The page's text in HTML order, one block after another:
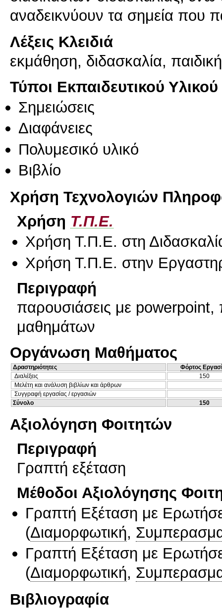
Λέξεις Κλειδιά
εκμάθηση, διδασκαλία, παιδική
Τύποι Εκπαιδευτικού Υλικού
Σημειώσεις
Διαφάνειες
Πολυμεσικό υλικό
Βιβλίο
Χρήση Τεχνολογιών
Χρήση Τ.Π.Ε.
Χρήση Τ.Π.Ε. στη
Χρήση Τ.Π.Ε. στην
Περιγραφή
παρουσιάσεις με
μαθημάτων
Οργάνωση Μαθήματος
Δραστηριότητες
Φόρτος
Διαλέξεις
150
Μελέτη και ανάλυση βιβλίων και άρθρων
Συγγραφή εργασίας / εργασιών
Σύνολο
150
Αξιολόγηση Φοιτητών
Περιγραφή
Γραπτή εξέταση
Μέθοδοι Αξιολόγησης
Γραπτή Εξέταση με
(Διαμορφωτική,
Γραπτή Εξέταση με
(Διαμορφωτική,
Βιβλιογραφία